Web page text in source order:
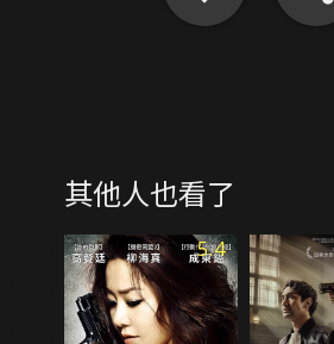
其他人也看了
5.4